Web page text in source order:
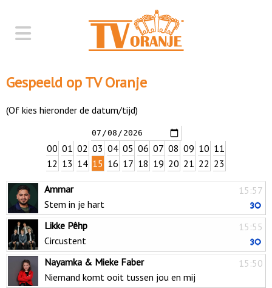
Gespeeld op TV Oranje
(Of kies hieronder de datum/tijd)
00 01 02 03 04 05 06 07 08 09 10 11
12 13 14 15 16 17 18 19 20 21 22 23
15:57
Ammar
Stem in je hart
15:55
Likke Pêhp
Circustent
15:50
Nayamka & Mieke Faber
Niemand komt ooit tussen jou en mij